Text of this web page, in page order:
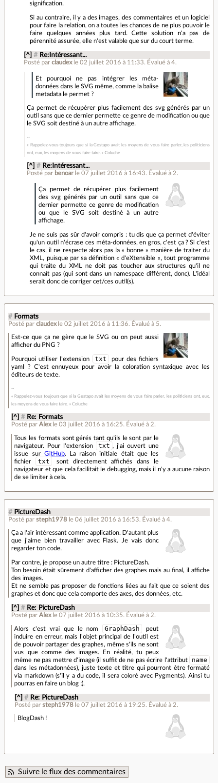
signification.
Si au contraire, il y a des images, des commentaires et un logiciel
pour faire la relation, on a toutes les chances de ne plus pouvoir le
faire quelques années plus tard. Cette solution n'a pas de
pérennité assurée, elle n'est valable que sur du court terme.
[^] # Re:Intéressant...
Posté par claudex le 02 juillet 2016 à 11:33. Évalué à 4.
Et pourquoi ne pas intégrer les méta-
données dans le SVG même, comme la balise
metadata le permet ?
Ça permet de récupérer plus facilement des svg générés par un
outil sans que ce dernier permette ce genre de modification ou que
le SVG soit destiné à un autre affichage.
« Rappelez-vous toujours que si la Gestapo avait les moyens de vous faire parler, les politiciens
ont, eux, les moyens de vous faire taire. » Coluche
[^] # Re:Intéressant...
Posté par benoar le 07 juillet 2016 à 16:43. Évalué à 2.
Ça permet de récupérer plus facilement
des svg générés par un outil sans que ce
dernier permette ce genre de modification
ou que le SVG soit destiné à un autre
affichage.
Je ne suis pas sûr d'avoir compris : tu dis que ça permet d'éviter
qu'un outil n'écrase ces méta-données, en gros, c'est ça ? Si c'est
le cas, il ne respecte alors pas la « bonne » manière de traiter du
XML, puisque par sa définition « d'eXtensible », tout programme
qui traite du XML ne doit pas toucher aux structures qu'il ne
connaît pas (qui sont dans un namespace différent, donc). L'idéal
serait donc de corriger cet/ces outil(s).
# Formats
Posté par claudex le 02 juillet 2016 à 11:36. Évalué à 5.
Est-ce que ça ne gère que le SVG ou on peut aussi
afficher du PNG ?
Pourquoi utiliser l'extension txt
pour des fichiers
yaml ? C'est ennuyeux pour avoir la coloration syntaxique avec les
éditeurs de texte.
« Rappelez-vous toujours que si la Gestapo avait les moyens de vous faire parler, les politiciens ont, eux,
les moyens de vous faire taire. » Coluche
[^] # Re: Formats
Posté parAlex le 03 juillet 2016 à 16:25. Évalué à 2.
Tous les formats sont gérés tant qu'ils le sont par le
navigateur. Pour l'extension
txt , j'ai ouvert une
issue sur GitHub. La raison initiale était que les
fichier
txt
sont directement affichés dans le
navigateur et que cela facilitait le debugging, mais il n'y a aucune raison
de se limiter à cela.
# PictureDash
Posté par steph1978 le 06 juillet 2016 à 16:53. Évalué à 4.
Ça a l'air intéressant comme application. D'autant plus
que j'aime bien travailler avec Flask. Je vais donc
regarder ton code.
Par contre, je propose un autre titre : PictureDash.
Ton besoin était sûrement d'afficher des graphes mais au final, il affiche
des images.
Et ne semble pas proposer de fonctions liées au fait que ce soient des
graphes et donc que cela comporte des axes, des données, etc.
[^] # Re: PictureDash
Posté parAlex le 07 juillet 2016 à 10:35. Évalué à 2.
Alors c'est vrai que le nom GraphDash
peut
induire en erreur, mais l'objet principal de l'outil est
de pouvoir partager des graphes, même s'ils ne sont
vus que comme des images. En réalité, tu peux
même ne pas mettre d'image (il suffit de ne pas écrire l'attribut
name
dans les métadonnées), juste texte et titre qui pourront être formaté
via markdown (s'il y a du code, il sera coloré avec Pygments). Ainsi tu
pourras en faire un blog ;).
[^] # Re: PictureDash
Posté par steph1978 le 07 juillet 2016 à 19:25. Évalué à 2.
BlogDash !
Suivre le flux des commentaires